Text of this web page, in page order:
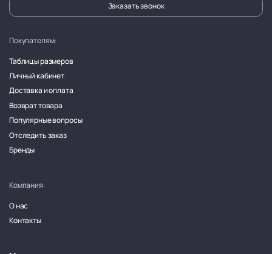
Заказать звонок
Покупателям:
Таблицы размеров
Личный кабинет
Доставка и оплата
Возврат товара
Популярные вопросы
Отследить заказ
Бренды
Компания:
О нас
Контакты